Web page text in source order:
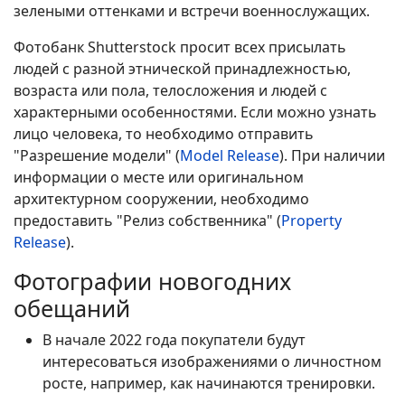
зелеными оттенками и встречи военнослужащих.
Фотобанк Shutterstock просит всех присылать
людей с разной этнической принадлежностью,
возраста или пола, телосложения и людей с
характерными особенностями. Если можно узнать
лицо человека, то необходимо отправить
"Разрешение модели" (Model Release). При наличии
информации о месте или оригинальном
архитектурном сооружении, необходимо
предоставить "Релиз собственника" (Property
Release).
Фотографии новогодних
обещаний
В начале 2022 года покупатели будут
интересоваться изображениями о личностном
росте, например, как начинаются тренировки.